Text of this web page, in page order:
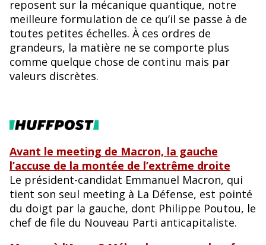
reposent sur la mécanique quantique, notre
meilleure formulation de ce qu’il se passe à de
toutes petites échelles. À ces ordres de
grandeurs, la matière ne se comporte plus
comme quelque chose de continu mais par
valeurs discrètes.
Avant le meeting de Macron, la gauche
l’accuse de la montée de l’extrême droite
Le président-candidat Emmanuel Macron, qui
tient son seul meeting à La Défense, est pointé
du doigt par la gauche, dont Philippe Poutou, le
chef de file du Nouveau Parti anticapitaliste.